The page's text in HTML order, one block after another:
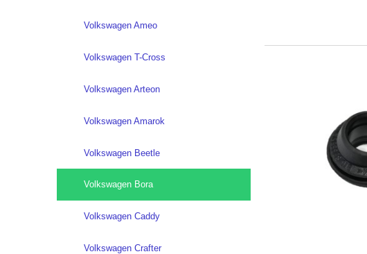
Volkswagen Ameo
Volkswagen T-Cross
Volkswagen Arteon
Volkswagen Amarok
Volkswagen Beetle
Volkswagen Bora
Volkswagen Caddy
Volkswagen Crafter